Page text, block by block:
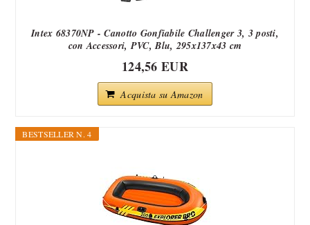
Intex 68370NP - Canotto Gonfiabile Challenger 3, 3 posti,
con Accessori, PVC, Blu, 295x137x43 cm
124,56 EUR
Acquista su Amazon
BESTSELLER N. 4